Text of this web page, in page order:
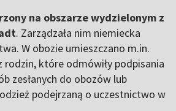
na obszarze wydzielonym z
. Zarządzała nim niemiecka
W obozie umieszczano m.in.
rodzin, które odmówiły podpisania
zesłanych do obozów lub
podejrzaną o uczestnictwo w